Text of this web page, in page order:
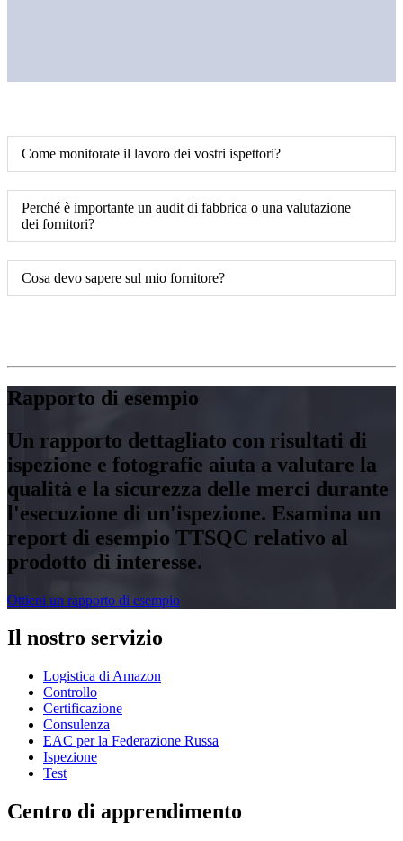
Come monitorate il lavoro dei vostri ispettori?
Perché è importante un audit di fabbrica o una valutazione
dei fornitori?
Cosa devo sapere sul mio fornitore?
Rapporto di esempio
Un rapporto dettagliato con risultati di
ispezione e fotografie aiuta a valutare la
qualità e la sicurezza delle merci durante
l'esecuzione di un'ispezione. Esamina un
report di esempio TTSQC relativo al
prodotto di interesse.
Ottieni un rapporto di esempio
Il nostro servizio
Logistica di Amazon
Controllo
Certificazione
Consulenza
EAC per la Federazione Russa
Ispezione
Test
Centro di apprendimento